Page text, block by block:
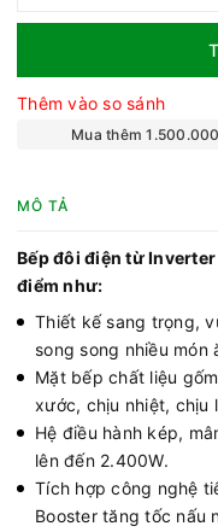
Thêm vào so sánh
Mua thêm
MÔ TẢ
Bếp đôi điện từ
điểm như:
Thiết kế sang trọng,
song song nhiều món
Mặt bếp chất liệu
xước, chịu nhiệt, chịu
Hệ điều hành kép,
lên đến 2.400W.
Tích hợp công nghệ
Booster tăng tốc nấu